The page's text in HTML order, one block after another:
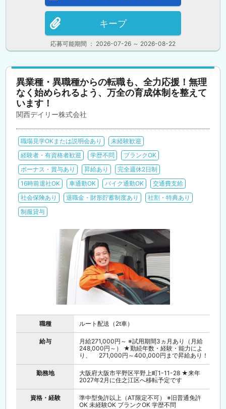
応募可能期間 ： 2026-07-26 ～ 2026-08-22
キープ
異業種・異職種からの転職も、全力応援！無理
なく始められるよう、万全の育成体制を整えて
います！
関西デイリー株式会社
職場見学OKまたは説明会あり
未経験歓迎
経験者・有資格者歓迎
学歴不問
ブランクOK
ボーナス・賞与あり
昇給あり
完全週休2日制
16時前退社OK
車通勤OK バイク通勤OK
交通費支給
社会保険あり
退職金・財形貯蓄制度あり
社割・特典あり
制服貸与
職種 ルート配送（2t車）
給与
月給271,000円～ ※試用期間3ヵ月あり（月給
248,000円～） ★勤続年数・経験・能力によ
り、 271,000円～400,000円まで昇給あり！
勤務地
大阪府大阪市平野区平野上町1-11-28 ★来年
2027年2月に住之江区へ移転予定です
資格・経験
準中型免許以上（AT限定不可） ※旧普通免許
OK 未経験OK ブランクOK 学歴不問